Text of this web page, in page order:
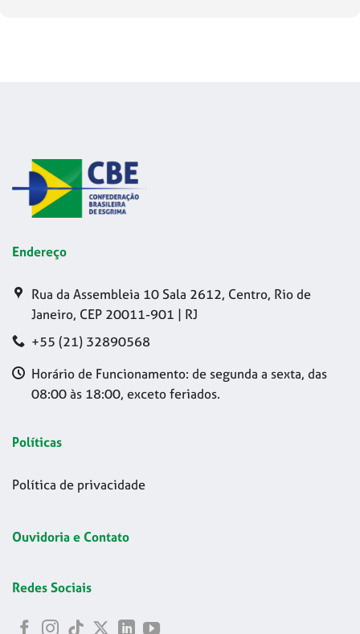
Endereço
Rua da Assembleia 10 Sala 2612, Centro, Rio de
Janeiro, CEP 20011-901 | RJ
+55 (21) 32890568
Horário de Funcionamento: de segunda a sexta, das
08:00 às 18:00, exceto feriados.
Políticas
Política de privacidade
Ouvidoria e Contato
Redes Sociais